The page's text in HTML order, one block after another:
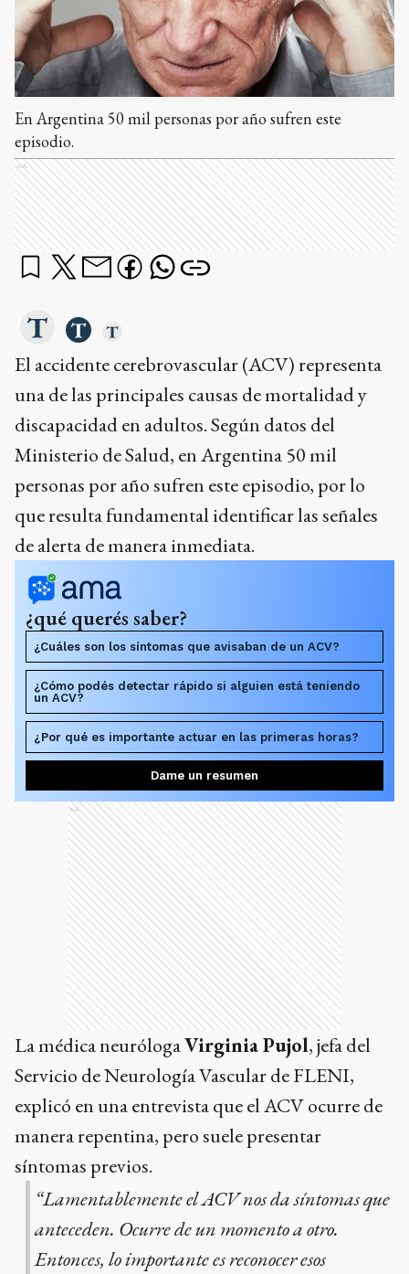
En Argentina 50 mil personas por año sufren este
episodio.
Ads
El accidente cerebrovascular (ACV) representa
una de las principales causas de mortalidad y
discapacidad en adultos. Según datos del
Ministerio de Salud, en Argentina 50 mil
personas por año sufren este episodio, por lo
que resulta fundamental identificar las señales
de alerta de manera inmediata.
¿qué querés saber?
¿Cuáles son los síntomas que avisaban de un ACV?
¿Cómo podés detectar rápido si alguien está teniendo
un ACV?
¿Por qué es importante actuar en las primeras horas?
Dame un resumen
Ads
La médica neurólogaVirginia Pujol, jefa del
Servicio de Neurología Vascular de FLENI,
explicó en una entrevista que el ACV ocurre de
manera repentina, pero suele presentar
síntomas previos.
“Lamentablemente el ACV nos da síntomas que
anteceden. Ocurre de un momento a otro.
Entonces, lo importante es reconocer esos